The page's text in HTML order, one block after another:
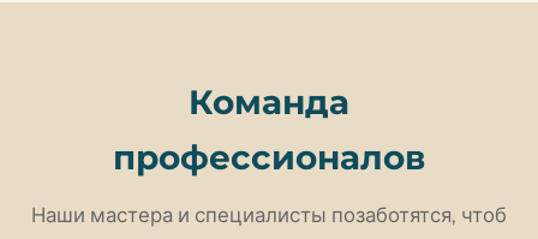
Команда
профессионалов
Наши мастера и специалисты позаботятся, чтоб